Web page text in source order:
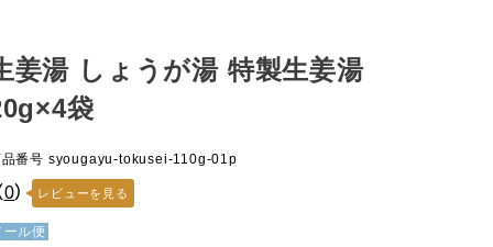
姜湯 しょうが湯 特製生姜湯
袋
番号 syougayu-tokusei-110g-01p
0） レビューを見る
ール便